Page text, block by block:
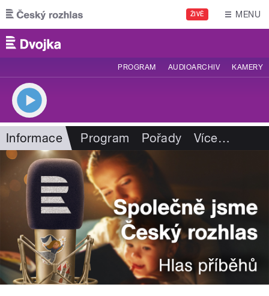
Přejít k hlavnímu obsahu
ŽIVĚ MENU
PROGRAM AUDIOARCHIV KAMERY
Informace Program Pořady Více…